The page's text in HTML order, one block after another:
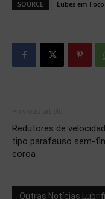
SOURCE Lubes em Foco
Redutores de
tipo parafauso sem-
coroa
Outras Notícias